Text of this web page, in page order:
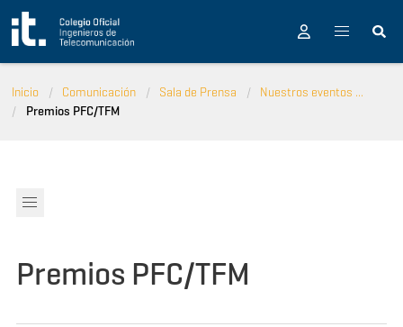
Pasar al contenido principal
Inicio Comunicación Sala de Prensa
Nuestros eventos ...
Premios PFC/TFM
Premios PFC/TFM